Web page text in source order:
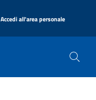
Accedi all'area personale